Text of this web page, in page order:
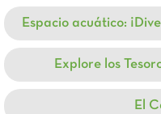
Espacio acuático:
Explore los
El